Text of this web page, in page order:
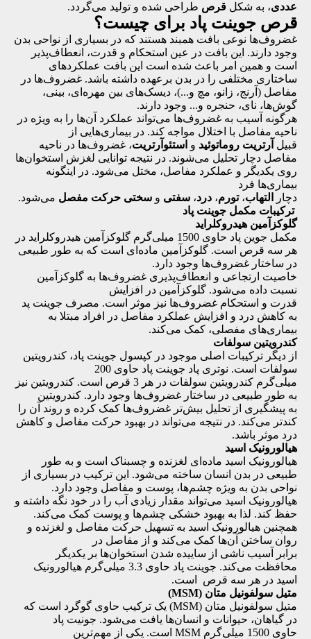
عددی، به شکل قرص طراحی شده و تولید می‌گردد.
قرص جوینت پاد برای چیست؟
غضروف‌ها نوعی بافت همبند هستند که در بسیاری از نواحی بدن
وجود دارند. این بافت در عین استحکام و قدرت، انعطاف‌پذیر
است و همین امر باعث شده است این بافت عملکرد‌های
ساختاری مختلفی را در بدن برعهده داشته باشد. غضروف‌ها در
مفاصل (آرنج، زانو، مچ و...)، دیسک‌های بین مهره‌ای، بینی،
گوش‌ها، نای، حنجره و... وجود دارند.
هرگونه آسیب به غضروف‌ها می‌تواند عملکرد آن‌ها را به ویژه در
ناحیه مفاصل با اختلال مواجه کند. در بیماری‌هایی از
قبیل آرتریت روماتوئید و استئوآرتریت، غضروف‌ها در ناحیه
مفاصل دچار تحلیل می‌شوند. در نتیجه توانایی لغزش استخوان‌ها
روی یکدیگر و عملکرد مفاصل، مختل می‌شود. در اینگونه
بیماری‌ها فرد
دچار
التهاب،تورم، درد، سفتی و سختی حرکت مفصل می‌شود.
ترکیبات مکمل جوینت پاد
گلوکزآمین هیدروکلراید
مکمل جوین پاد حاوی 1500 میلی‌گرم گلوکزآمین هیدروکلراید در
هر سه قرص است. گلوکزآمین ماده‌ای است که به طور طبیعی
در ساختار غضروف‌ها وجود دارد.
خاصیت ارتجاعی و انعطاف‌پذیری غضروف‌ها به گلوکزآمین
نسبت داده می‌شود. گلوکزآمین در افزایش
قدرت و استحکام غضروف‌ها نیز موثر است. مصرف جوینت پد
به کاهش درد و افزایش عملکرد مفاصل در افراد مبتلا به
بیماری‌های مفصلی، کمک می‌کند.
کندرویتین سولفات
از دیگر ترکیبات اصلی موجود در کپسول جوینت پاد، کندرویتین
سولفات است. نوتری پاد جوینت پاد حاوی 200
میلی‌گرم کندرویتین سولفات در هر 3 قرص است. کندرویتین نیز
به طور طبیعی در ساختار غضروف‌ها وجود دارد. کندرویتین
به پیشگیری از تحلیل بیش‌تر غضروف‌ها کمک کرده و روند آن را
کندتر می‌کند. در نتیجه می‌تواند در بهبود حرکت مفاصل و کاهش
درد موثر باشد.
هیالورونیک اسید
هیالورونیک اسید ماده‌ای لغزنده و چسبناک است و به طور
طبیعی در بدن انسان ساخته می‌شود. این ترکیب در بسیاری از
نواحی بدن به ویژه چشم‌ها، پوست و مفاصل وجود دارد.
هیالورونیک اسید می‌تواند مقدار زیادی آب را در خود نگه داشته و
حفظ کند. لذا به بهبود خشکی چشم‌ها و پوست کمک می‌کند.
همچنین هیالورونیک اسید به تسهیل حرکت مفاصل و لغزنده و
روان ساختن آن‌ها کمک می‌کند و از مفاصل در
برابر آسیب ناشی از ساییده شدن استخوان‌ها بر یکدیگر
محافظت می‌کند. جوینت پاد حاوی 3.3 میلی‌گرم هیالورونیک
اسید در هر سه قرص است.
متیل سولفونیل متان (MSM)
متیل سولفونیل متان (MSM) یک ترکیب حاوی گوگرد است که
در گیاهان، حیوانات و انسان‌ها یافت می‌شود. جونیت پاد
حاوی 1500 میلی‌گرم MSM است. یکی از مهم‌ترین